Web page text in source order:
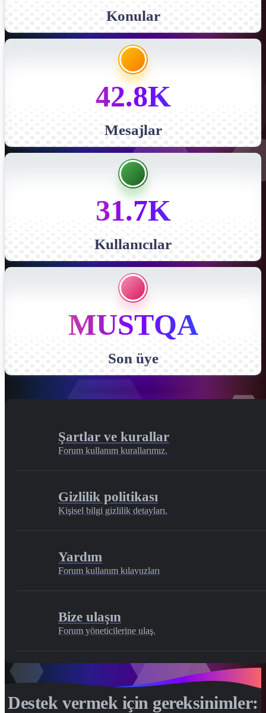
Konular
42.8K
Mesajlar
31.7K
Kullanıcılar
MUSTQA
Son üye
Şartlar ve kurallar
Forum kullanım kurallarımız.
Gizlilik politikası
Kişisel bilgi gizlilik detayları.
Yardım
Forum kullanım kılavuzları
Bize ulaşın
Forum yöneticilerine ulaş.
Destek vermek için gereksinimler: